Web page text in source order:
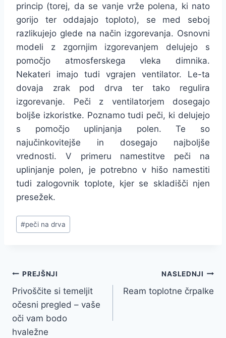
princip (torej, da se vanje vrže polena, ki nato
gorijo ter oddajajo toploto), se med seboj
razlikujejo glede na način izgorevanja. Osnovni
modeli z zgornjim izgorevanjem delujejo s
pomočjo atmosferskega vleka dimnika.
Nekateri imajo tudi vgrajen ventilator. Le-ta
dovaja zrak pod drva ter tako regulira
izgorevanje. Peči z ventilatorjem dosegajo
boljše izkoristke. Poznamo tudi peči, ki delujejo
s pomočjo uplinjanja polen. Te so
najučinkovitejše in dosegajo najboljše
vrednosti. V primeru namestitve peči na
uplinjanje polen, je potrebno v hišo namestiti
tudi zalogovnik toplote, kjer se skladišči njen
presežek.
Post
Tags:
#peči na drva
Navigacija
prispevka
PREJŠNJI
Privoščite si temeljit
očesni pregled – vaše
oči vam bodo
hvaležne
NASLEDNJI
Ream toplotne črpalke